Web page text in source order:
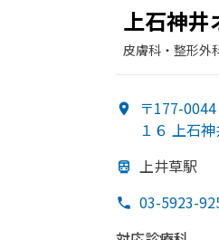
上石神井
皮膚科・​整形外
〒177-0044
１６ 上石
上井草駅
03-5923-